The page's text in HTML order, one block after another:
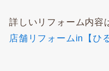
詳しいリフォーム内容
店舗リフォームin【ひ